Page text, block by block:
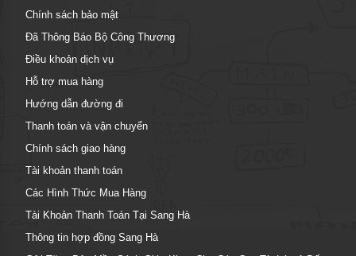
Chính sách bảo mật
Đã Thông Báo Bộ Công Thương
Điều khoản dịch vụ
Hỗ trợ mua hàng
Hướng dẫn đường đi
Thanh toán và vận chuyển
Chính sách giao hàng
Tài khoản thanh toán
Các Hình Thức Mua Hàng
Tài Khoản Thanh Toán Tại Sang Hà
Thông tin hợp đồng Sang Hà